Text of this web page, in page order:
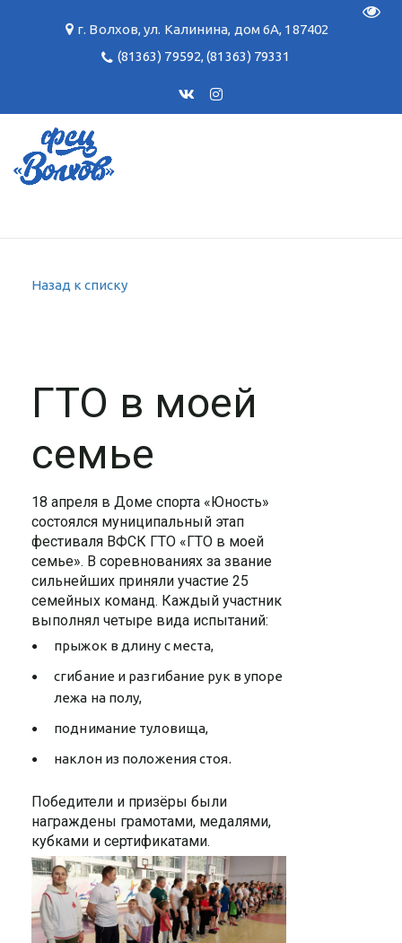
г. Волхов,ул. Калинина, дом 6А, 187402
(81363) 79592,(81363) 79331
Назад к списку
ГТО в моей
семье
18 апреля в Доме спорта «Юность»
состоялся муниципальный этап
фестиваля ВФСК ГТО «ГТО в моей
семье». В соревнованиях за звание
сильнейших приняли участие 25
семейных команд. Каждый участник
выполнял четыре вида испытаний:
прыжок в длину с места,
сгибание и разгибание рук в упоре
лежа на полу,
поднимание туловища,
наклон из положения стоя.
Победители и призёры были
награждены грамотами, медалями,
кубками и сертификатами.